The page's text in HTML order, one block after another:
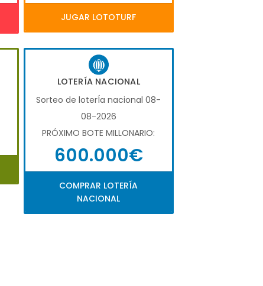
JUGAR LOTOTURF
LOTERÍA NACIONAL
Sorteo de loterÍa nacional 08-
08-2026
PRÓXIMO BOTE MILLONARIO:
600.000€
COMPRAR LOTERÍA
NACIONAL